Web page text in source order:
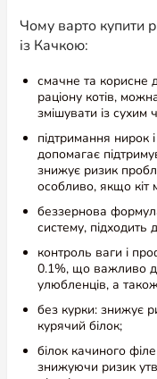
із Качкою:
раціону котів,
змішувати із
підтримання нирок
допомагає
знижує ризик
особливо, якщо кіт
беззернова
систему, підходить
контроль ваги і
0.1%, що важливо
улюбленців, а
без курки: знижує
курячий білок;
білок качиного
знижуючи ризик
міхурі;
5 зірок
4 зірки
3 зірки
1 зірка